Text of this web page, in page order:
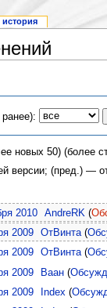
новых 50) (более
версии; (пред.) —
2010 AndreRK (
2009 ОтВинта (
2009 ОтВинта (
2009 Ваан (
2009 Index (
история